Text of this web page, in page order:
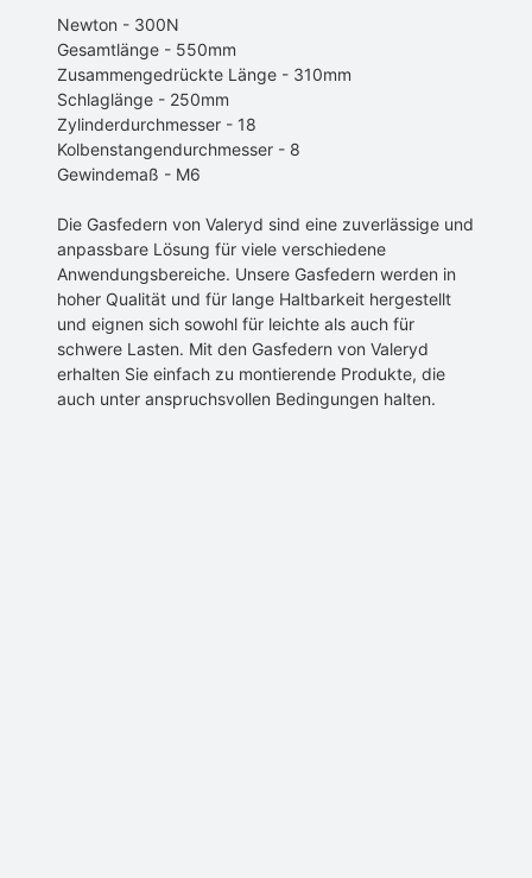
Newton - 300N
Gesamtlänge - 550mm
Zusammengedrückte Länge - 310mm
Schlaglänge - 250mm
Zylinderdurchmesser - 18
Kolbenstangendurchmesser - 8
Gewindemaß - M6
Die Gasfedern von Valeryd sind eine zuverlässige und
anpassbare Lösung für viele verschiedene
Anwendungsbereiche. Unsere Gasfedern werden in
hoher Qualität und für lange Haltbarkeit hergestellt
und eignen sich sowohl für leichte als auch für
schwere Lasten. Mit den Gasfedern von Valeryd
erhalten Sie einfach zu montierende Produkte, die
auch unter anspruchsvollen Bedingungen halten.